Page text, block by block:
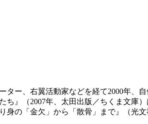
ー、右翼活動家などを経て2000年、
』（2007年、太田出版／ちくま文庫
の「金欠」から「散骨」まで』（光文